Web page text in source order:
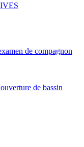
de compagnon
de bassin